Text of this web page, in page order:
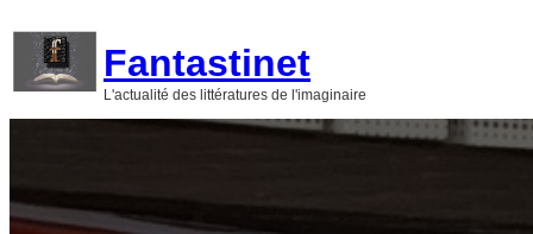
contenu
Fantastinet
L'actualité des littératures de l'imaginaire